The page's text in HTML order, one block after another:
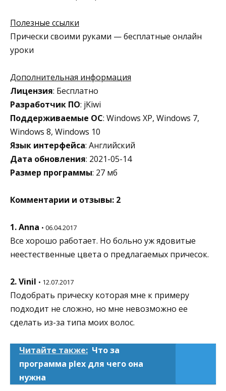
Полезные ссылки
Прически своими руками — бесплатные онлайн
уроки
Дополнительная информация
Лицензия: Бесплатно
Разработчик ПО: jKiwi
Поддерживаемые ОС: Windows XP, Windows 7,
Windows 8, Windows 10
Язык интерфейса: Английский
Дата обновления: 2021-05-14
Размер программы: 27 мб
Комментарии и отзывы: 2
1. Anna • 06.04.2017
Все хорошо работает. Но больно уж ядовитые
неестественные цвета о предлагаемых причесок.
2. Vinil • 12.07.2017
Подобрать прическу которая мне к примеру
подходит не сложно, но мне невозможно ее
сделать из-за типа моих волос.
Читайте также: Что за
программа plex для чего она
нужна